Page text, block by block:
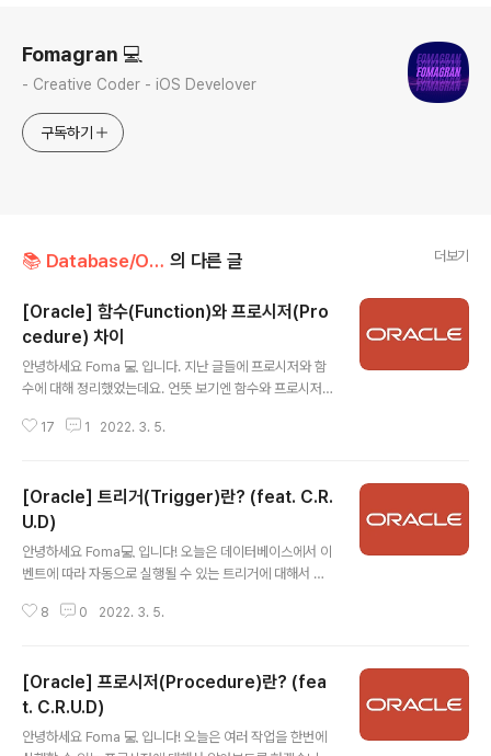
Fomagran 💻
- Creative Coder - iOS Develover
구독하기
📚 Database/Oracle 의 다른 글 더보기
[Oracle] 함수(Function)와 프로시저(Pro
cedure) 차이
안녕하세요 Foma 💻 입니다. 지난 글들에 프로시저와 함
수에 대해 정리했었는데요. 언뜻 보기엔 함수와 프로시저
로시저 글을 여기 에서 확인하시면 됩니다.) 그래서 함수와
프로시저의 차이 프로시저 또한 매개변수를 받아 여러 작
업을 수행하여 값을 반환할 수 있고, 함수 또한 매개변수를
받아 여러 작업을 수행하여 값을 반환할 수 있습니다. 하지
만 함수와 프로시저가 똑같은 것은 아닌데요. 지금부터 함
수와 프로시저의 차이점에 대해서 나열하겠습니다. 의미
프로시저 일련의 쿼리를 마치 하나의 함수처럼 실행하기
17 1 2022. 3. 5.
[Oracle] 트리거(Trigger)란? (feat. C.R.
U.D)
안녕하세요 Foma💻 입니다! 오늘은 데이터베이스에서 이
벤트에 따라 자동으로 실행될 수 있는 트리거에 대해서 알
R)란? Trigger의 사전적 뜻은 총의 방아쇠입니다. 데이터
다. 구체적으론 데이터가 삭제되었을 때,변경되었을 때, 추
가되었을 때에 따라 트리거를 생성해 실행시킬 수 있습니
다. 생성 트리거 이름을 정해줍니다. CREATE OR REPL
ACE TRIGGER 트리거이름 트리거를 어떤 이벤트에(삽
8 0 2022. 3. 5.
[Oracle] 프로시저(Procedure)란? (fea
t. C.R.U.D)
안녕하세요 Foma 💻 입니다! 오늘은 여러 작업을 한번에